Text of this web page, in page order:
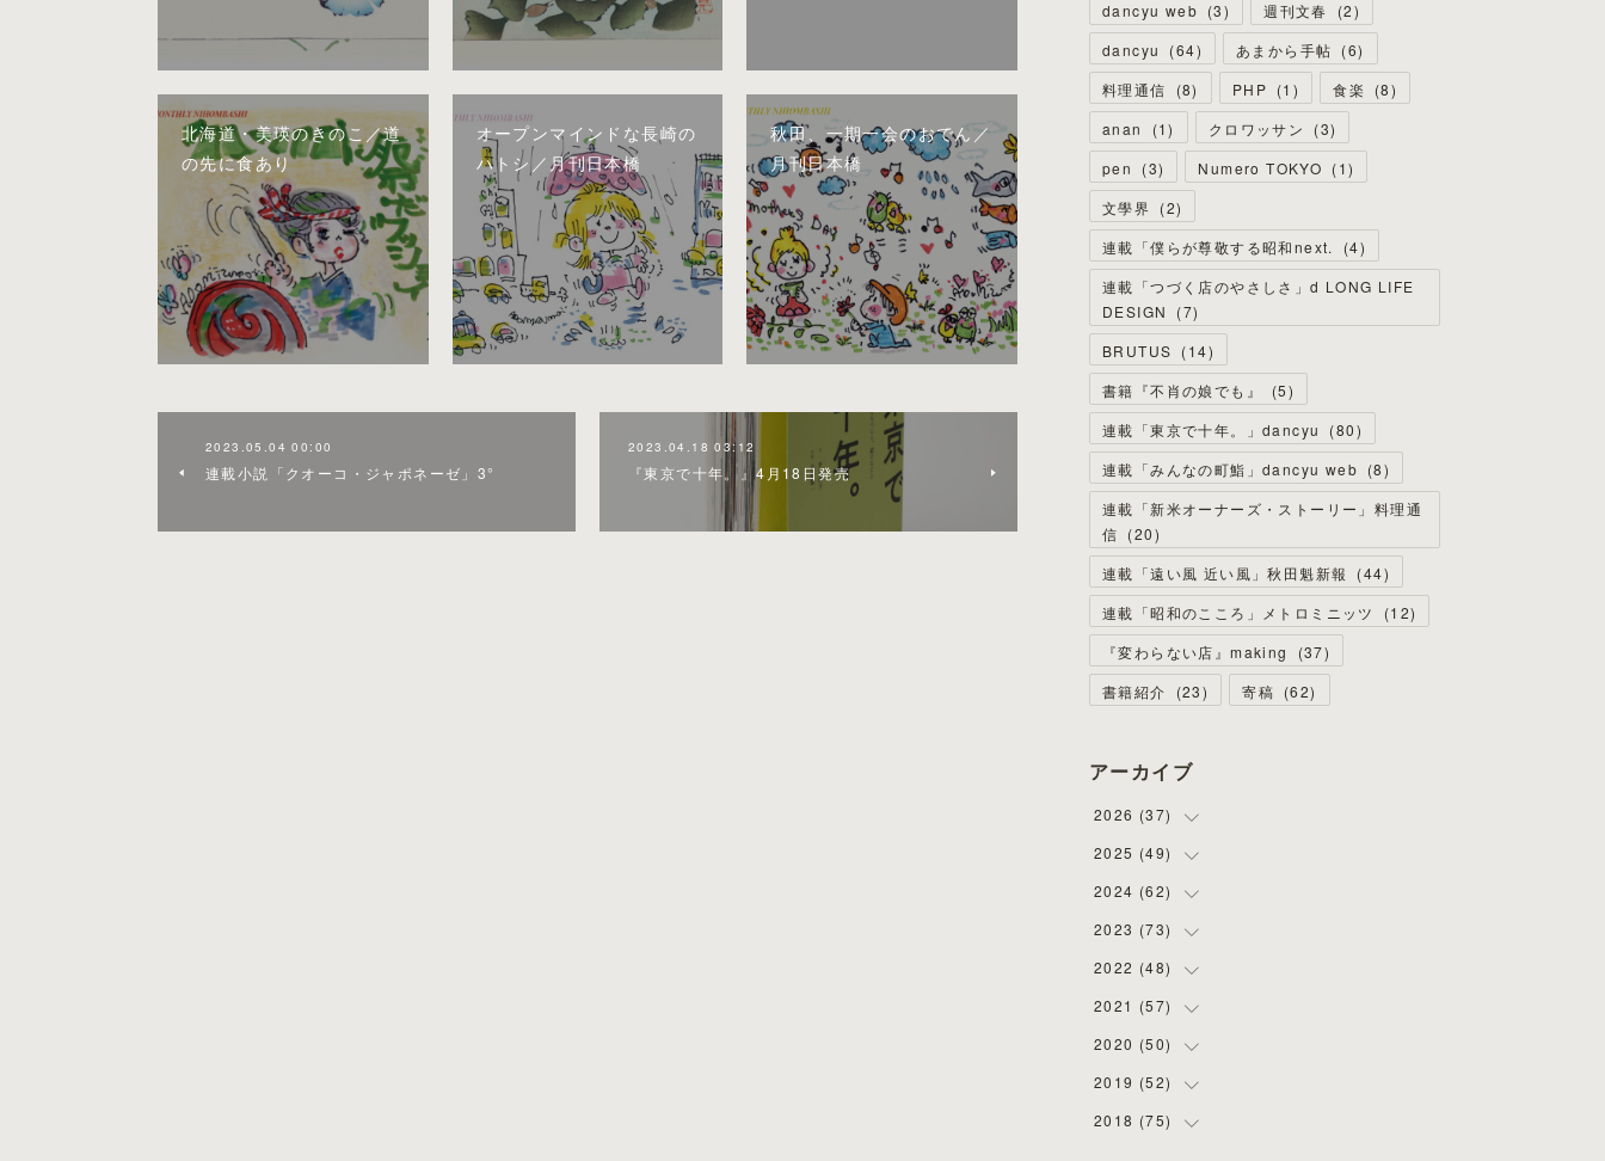
北海道・美瑛のきのこ／道
の先に食あり
オープンマインドな長崎の
ハトシ／月刊日本橋
秋田、一期一会のおでん／
月刊日本橋
2023.05.04 00:00
連載小説「クオーコ・ジャポネーゼ」3°
2023.04.18 03:12
『東京で十年。』4月18日発売
dancyu web (3) 週刊文春 (2)
dancyu
(64) あまから手帖 (6)
料理通信
(8) PHP (1 ) 食楽 (8)
anan
(1) クロワッサン (3)
pen
(3) Numero TOKYO (1)
文學界 (2)
連載「僕らが尊敬する昭和next.
(4)
連載「つづく店のやさしさ」d LONG LIFE
DESIGN
(7)
BRUTUS (14)
書籍『不肖の娘でも』
(5)
連載「東京で十年。」dancyu
(80)
連載「みんなの町鮨」dancyu web (8)
連載「新米オーナーズ・ストーリー」料理通
信 (20)
連載「遠い風 近い風」秋田魁新報
(44)
連載「昭和のこころ」メトロミニッツ
(12)
『変わらない店』making
(37)
書籍紹介
(23) 寄稿 (62)
アーカイブ
2026 (37)
(4)
(8)
(2)
( 11
(5)
(6)
( 1)
2025 (49)
(3)
(4)
( 3)
(4)
(4)
(2)
(6)
2024 (62)
(4)
(5)
(5)
(3)
(7)
(6)
2023 (73)
(8)
(6)
(7)
(5)
(7)
2022 (48)
(4)
(4)
(5)
(4)
2021 (57)
(6)
(8)
(2)
2020 (50)
(2)
(4)
2019 (52)
(10
2018 (75)